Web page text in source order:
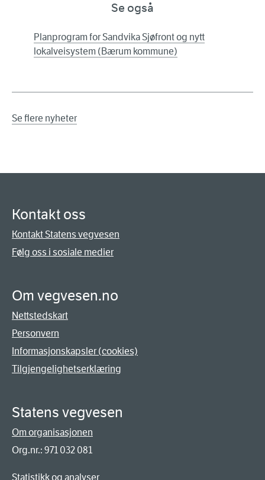
Se også
Planprogram for Sandvika Sjøfront og nytt
lokalveisystem (Bærum kommune)
Se flere nyheter
Kontakt oss
Kontakt Statens vegvesen
Følg oss i sosiale medier
Om vegvesen.no
Nettstedskart
Personvern
Informasjonskapsler (cookies)
Tilgjengelighetserklæring
Statens vegvesen
Om organisasjonen
Org.nr.: 971 032 081
Statistikk og analyser